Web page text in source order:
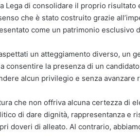
Lega di consolidare il proprio
che è stato costruito grazie
come un patrimonio esclusivo
un atteggiamento diverso, un
consentire la presenza di un
alcun privilegio e senza avanzare
che non offriva alcuna certezza di
di dare dignità, rappresentanza e
doveri di alleato. Al contrario,